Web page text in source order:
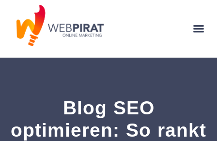
Blog SEO
optimieren: So rankt